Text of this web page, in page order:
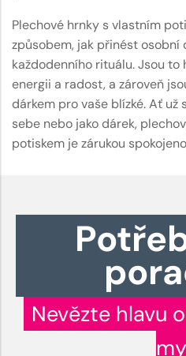
Plechové hrnky s vlastním
způsobem, jak přinést osobní
každodenního rituálu. Jsou
energii a radost, a zároveň
dárkem pro vaše blízké. Ať
sebe nebo jako dárek,
potiskem je zárukou
Nevězte hlavu